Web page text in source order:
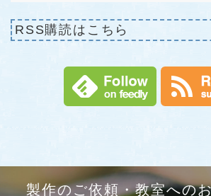
RSS購読はこちら
製作のご依頼・教室への